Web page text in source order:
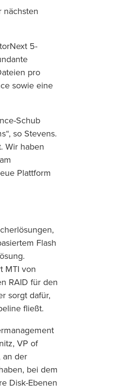
nächsten
5-
pro
sowie eine
Schub
so Stevens.
Wir haben
Plattform
Flash
MTI von
RAID für den
sorgt dafür,
fließt.
VP of
an der
bei dem
Disk-Ebenen